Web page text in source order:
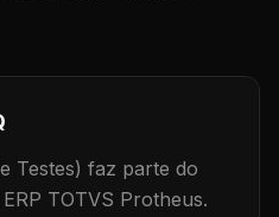
Testes) faz parte do
TOTVS Protheus.